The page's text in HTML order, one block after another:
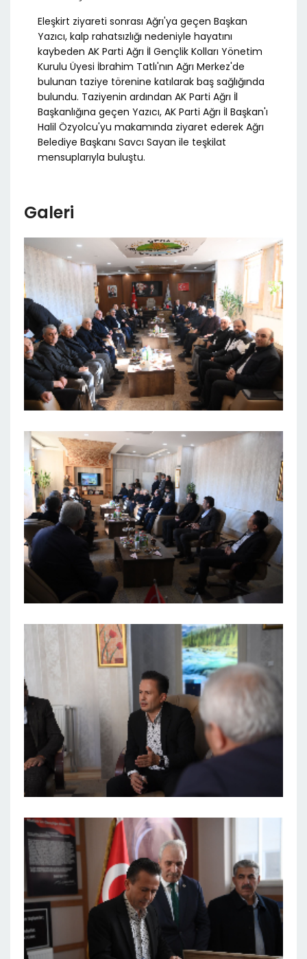
Eleşkirt ziyareti sonrası Ağrı'ya geçen Başkan
Yazıcı, kalp rahatsızlığı nedeniyle hayatını
kaybeden AK Parti Ağrı İl Gençlik Kolları Yönetim
Kurulu Üyesi İbrahim Tatlı'nın Ağrı Merkez'de
bulunan taziye törenine katılarak baş sağlığında
bulundu. Taziyenin ardından AK Parti Ağrı İl
Başkanlığına geçen Yazıcı, AK Parti Ağrı İl Başkan'ı
Halil Özyolcu'yu makamında ziyaret ederek Ağrı
Belediye Başkanı Savcı Sayan ile teşkilat
mensuplarıyla buluştu.
Galeri